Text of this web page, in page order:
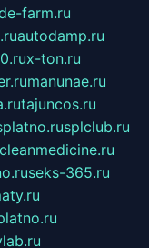
farm.ru
autodamp.ru
x-ton.ru
manunae.ru
tajuncos.ru
splclub.ru
cleanmedicine.ru
seks-365.ru